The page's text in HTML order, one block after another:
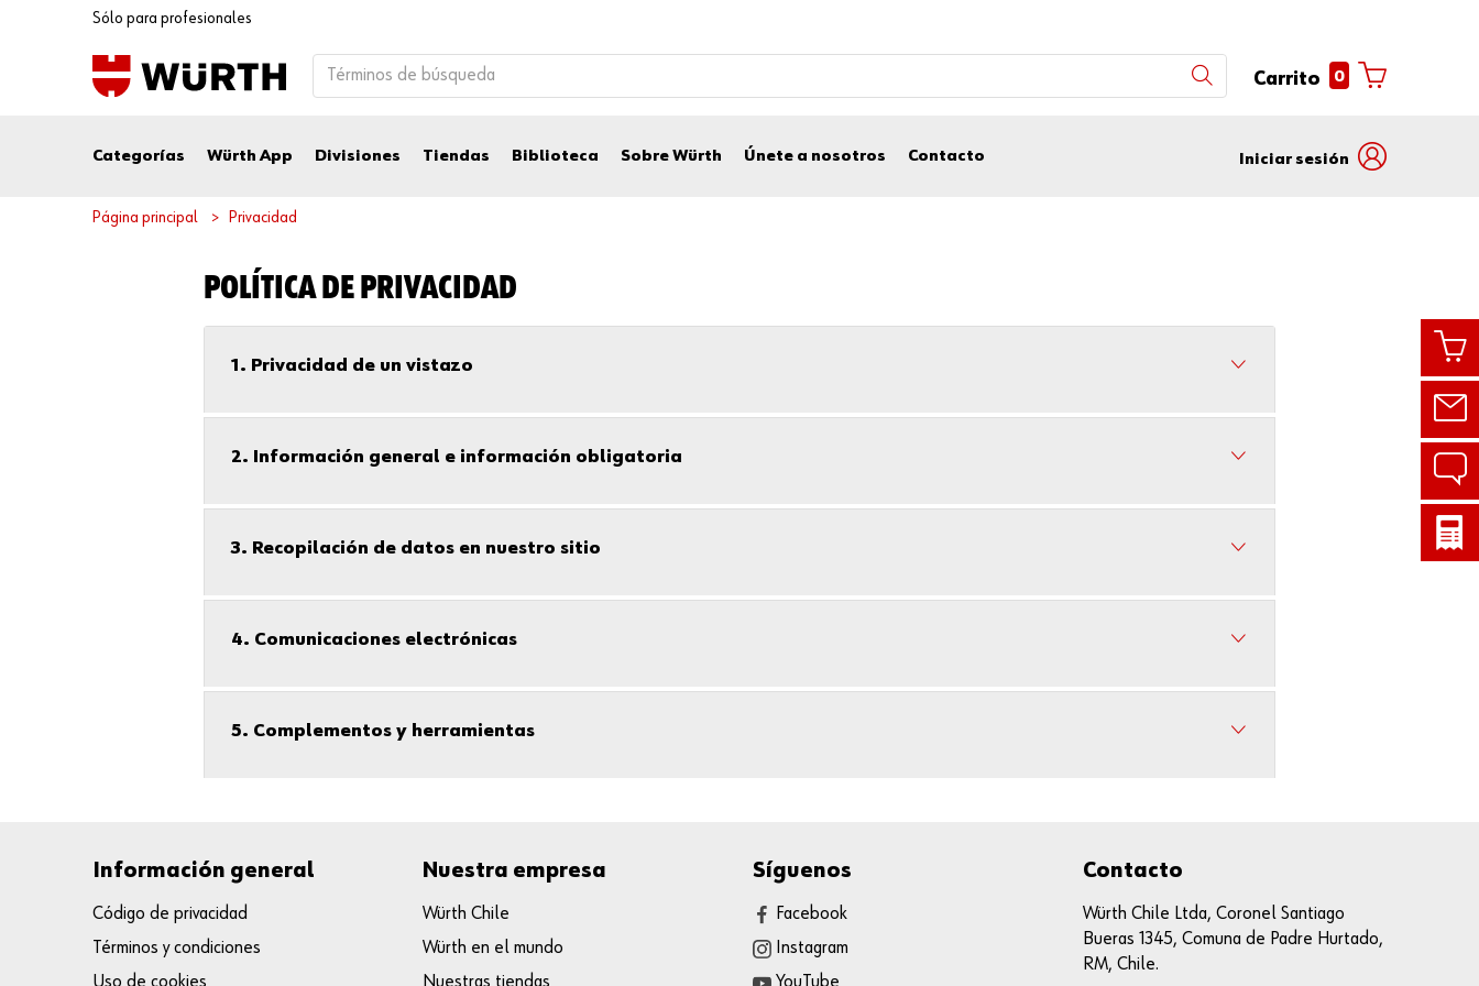
Sólo para profesionales
Carrito 0
Categorías Würth App Divisiones Tiendas Biblioteca Sobre Würth Únete a nosotros Contacto Iniciar sesión
cliente
Iniciar
sesión
Página principal Privacidad
POLÍTICA DE PRIVACIDAD
1. Privacidad de un vistazo
2. Información general e información obligatoria
3. Recopilación de datos en nuestro sitio
4. Comunicaciones electrónicas
5. Complementos y herramientas
Información general
Código de privacidad
Términos y condiciones
Uso de cookies
Nuestra empresa
Würth Chile
Würth en el mundo
Nuestras tiendas
Síguenos
Facebook
Instagram
YouTube
Contacto
Würth Chile Ltda, Coronel Santiago
Bueras 1345, Comuna de Padre Hurtado,
RM, Chile.